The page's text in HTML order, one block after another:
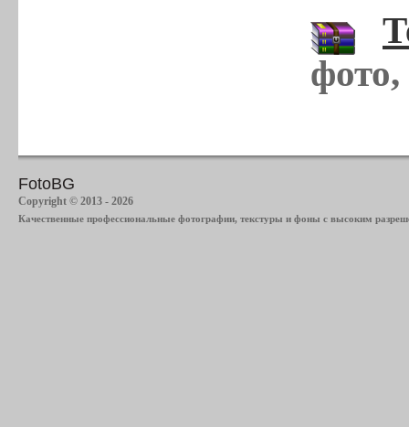
FotoBG
Copyright © 2013 - 2026
Качественные профессиональные фотографии, текстуры и фоны с высоким